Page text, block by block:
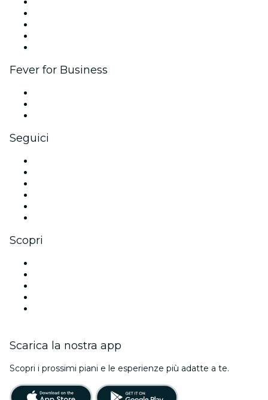
Fever for Business
Seguici
Scopri
Scarica la nostra app
Scopri i prossimi piani e le esperienze più adatte a te.